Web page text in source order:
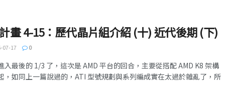
畫 4-15：歷代晶片組介紹 (十) 近代後期 (下)
07-17 0
入最後的 1/3 了，這次是 AMD 平台的回合，主要從搭配 AMD K8 架構
，如同上一篇說過的，ATI 型號規劃與系列編成實在太過於雜亂了，所